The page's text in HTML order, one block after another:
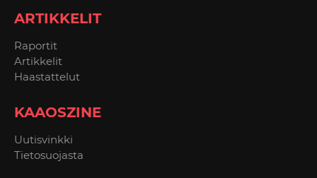
ARTIKKELIT
Raportit
Artikkelit
Haastattelut
KAAOSZINE
Uutisvinkki
Tietosuojasta